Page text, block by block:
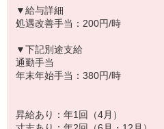
◆未経験・無資格でも安心
夫！入社後は充実の研修で基本か
経験スタートの方が多く活躍して
せて成長を後押しします。新しい
▼給与詳細
処遇改善手当：200円/時
▼下記別途支給
通勤手当
年末年始手当：380円/時
昇給あり：年1回（4月）